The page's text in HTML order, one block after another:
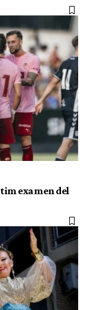
examen del